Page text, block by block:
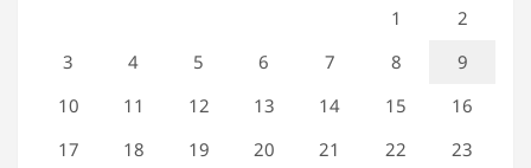
1
2
3
4 5 6 7 8
9
10
11 12 13 14 15
16
17
18 19 20 21 22 23